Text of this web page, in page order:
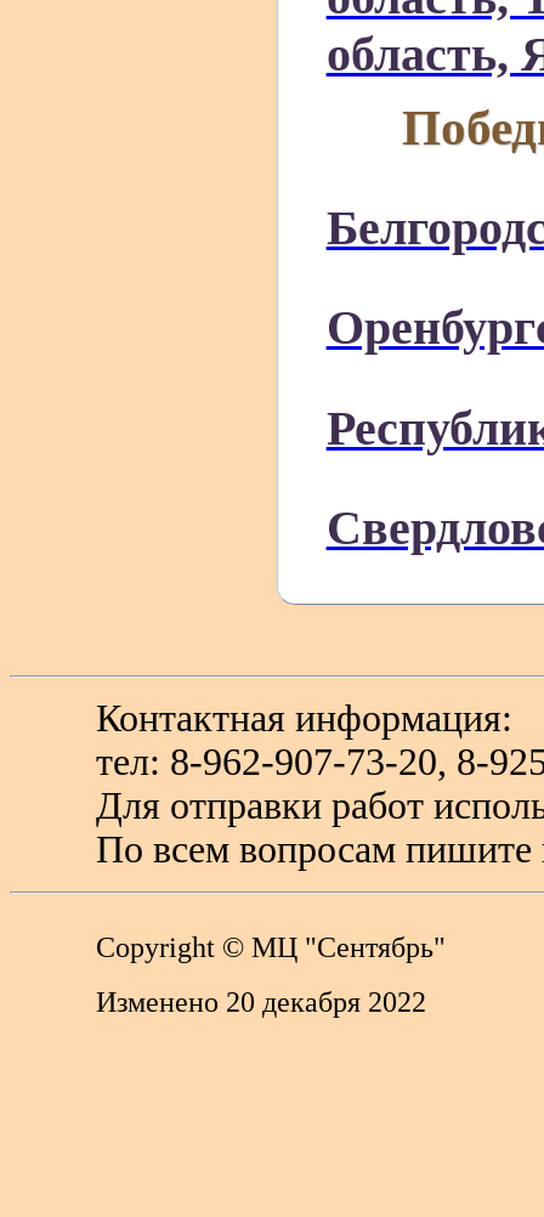
область,
Контактная информация:
тел: 8-962-907-73-20, 8-
Для отправки работ
По всем вопросам
Copyright © МЦ "Сентябрь"
Изменено 20 декабря 2022